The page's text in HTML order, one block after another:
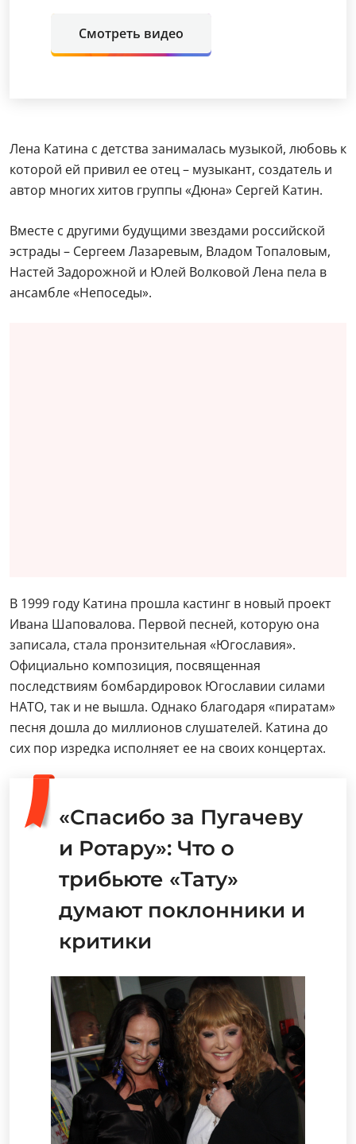
Смотреть видео
Лена Катина с детства занималась музыкой, любовь к
которой ей привил ее отец – музыкант, создатель и
автор многих хитов группы «Дюна» Сергей Катин.
Вместе с другими будущими звездами российской
эстрады – Сергеем Лазаревым, Владом Топаловым,
Настей Задорожной и Юлей Волковой Лена пела в
ансамбле «Непоседы».
В 1999 году Катина прошла кастинг в новый проект
Ивана Шаповалова. Первой песней, которую она
записала, стала пронзительная «Югославия».
Официально композиция, посвященная
последствиям бомбардировок Югославии силами
НАТО, так и не вышла. Однако благодаря «пиратам»
песня дошла до миллионов слушателей. Катина до
сих пор изредка исполняет ее на своих концертах.
«Спасибо за Пугачеву
и Ротару»: Что о
трибьюте «Тату»
думают поклонники и
критики